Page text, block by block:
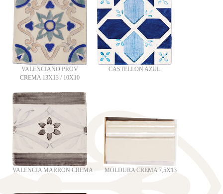
VALENCIANO PROV
CREMA 13X13 / 10X10
CASTELLON AZUL
VALENCIA MARRON CREMA MOLDURA CREMA 7,5X13